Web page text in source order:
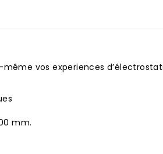
vos experiences
mm.